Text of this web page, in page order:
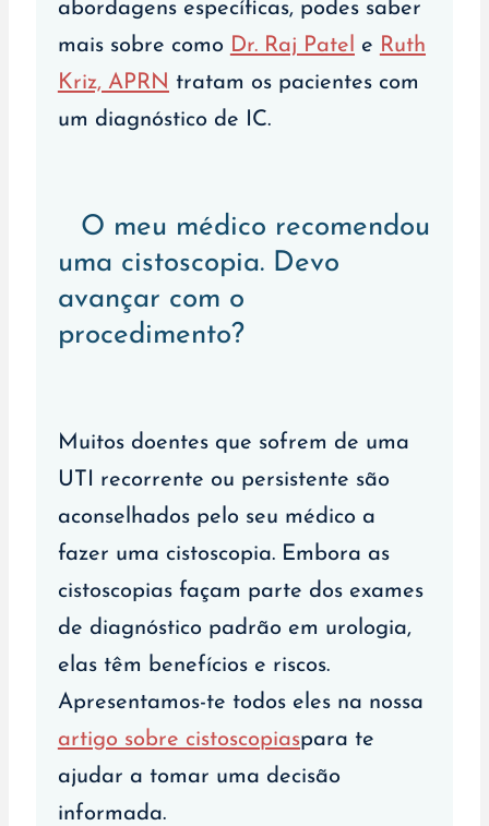
abordagens específicas, podes saber
mais sobre como Dr. Raj Patel e Ruth
Kriz, APRN tratam os pacientes com
um diagnóstico de IC.
O meu médico recomendou
uma cistoscopia. Devo
avançar com o
procedimento?
Muitos doentes que sofrem de uma
UTI recorrente ou persistente são
aconselhados pelo seu médico a
fazer uma cistoscopia. Embora as
cistoscopias façam parte dos exames
de diagnóstico padrão em urologia,
elas têm benefícios e riscos.
Apresentamos-te todos eles na nossa
artigo sobre cistoscopiaspara te
ajudar a tomar uma decisão
informada.